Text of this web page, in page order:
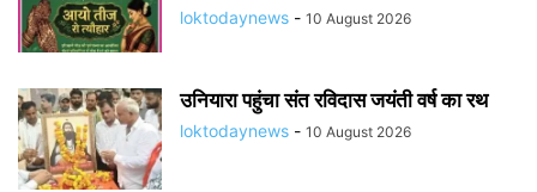
loktodaynews - 10 August 2026
उनियारा पहुंचा संत रविदास जयंती वर्ष का रथ
loktodaynews - 10 August 2026